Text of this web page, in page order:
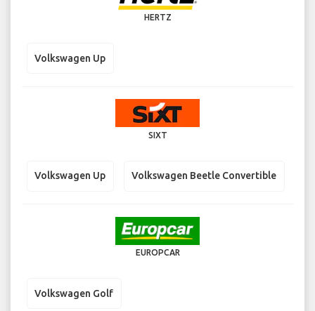
HERTZ
Volkswagen Up
SIXT
Volkswagen Up Volkswagen Beetle Convertible
EUROPCAR
Volkswagen Golf